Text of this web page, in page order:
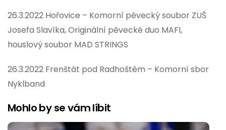
26.3.2022 Hořovice – Komorní pěvecký soubor ZUŠ
Josefa Slavíka, Originální pěvecké duo MAFI,
houslový soubor MAD STRINGS
26.3.2022 Frenštát pod Radhoštěm – Komorní sbor
Nyklband
Mohlo by se vám líbit